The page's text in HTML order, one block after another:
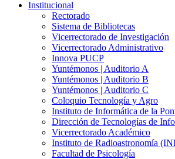
Institucional
Rectorado
Sistema de Bibliotecas
Vicerrectorado de Investigación
Vicerrectorado Administrativo
Innova PUCP
Yuntémonos | Auditorio A
Yuntémonos | Auditorio B
Yuntémonos | Auditorio C
Coloquio Tecnología y Agro
Instituto de Informática de la
Dirección de Tecnologías de
Vicerrectorado Académico
Instituto de Radioastronomía
Facultad de Psicología